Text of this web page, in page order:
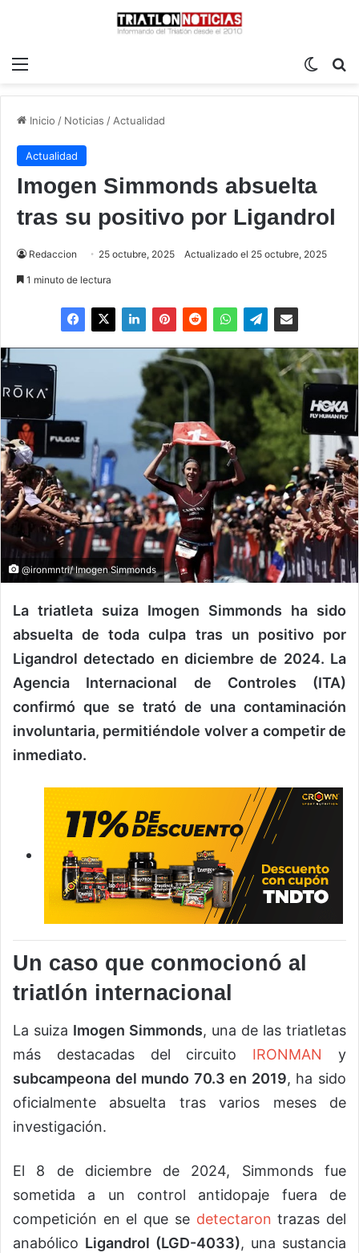
Inicio / Noticias / Actualidad
Actualidad
Imogen Simmonds absuelta
tras su positivo por Ligandrol
Redaccion 25 octubre, 2025 Actualizado el 25 octubre, 2025
1 minuto de lectura
@ironmntri/ Imogen Simmonds
La triatleta suiza Imogen Simmonds ha sido
absuelta de toda culpa tras un positivo por
Ligandrol detectado en diciembre de 2024. La
Agencia Internacional de Controles (ITA)
confirmó que se trató de una contaminación
involuntaria, permitiéndole volver a competir de
inmediato.
Un caso que conmocionó al
triatlón internacional
La suiza Imogen Simmonds, una de las triatletas
más destacadas del circuito IRONMAN
y
subcampeona del mundo 70.3 en 2019, ha sido
oficialmente absuelta tras varios meses de
investigación.
El 8 de diciembre de 2024, Simmonds fue
sometida a un control antidopaje fuera de
competición en el que se detectaron trazas del
anabólico Ligandrol (LGD-4033), una sustancia